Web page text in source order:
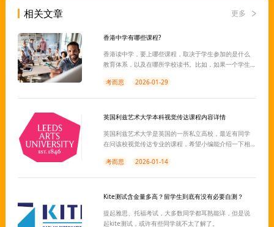
相关文章 更多
香港中学有哪些课程?
香港读中学，要上哪些课程，取决于学生参加的是什么
教育体系，以及在哪所学校读书。比如，如果一个学生
就是IB、A-level这些国际课程，初中是GCSE/IGCSE等
考而思 2026-01-29
英国利兹艺术大学本科视觉传达课程内容详情
英国利兹艺术大学是英国的一所私立高校，最近有同学
在问该校视觉传达专业的课程，希望小编能介绍一下相
学本科视觉传达专业的课程介绍，需要的同学赶紧来看
考而思 2026-01-14
Kite测试含金量多高？留学生到底有没有必要自测？
提起雅思、托福考试，大多数同学都耳熟能详，但是说
起kite测试，或许有些同学就不太了解了。